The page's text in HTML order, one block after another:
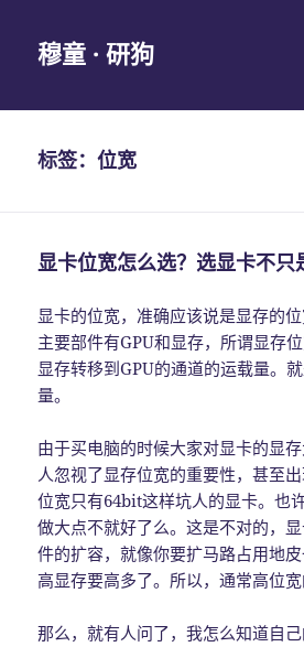
穆童 · 研狗
标签：位宽
显卡位宽怎么选？选显卡不只
显卡的位宽，准确应该说是显存的
主要部件有GPU和显存，所谓显存
显存转移到GPU的通道的运载量。
量。
由于买电脑的时候大家对显卡的显
人忽视了显存位宽的重要性，甚至
位宽只有64bit这样坑人的显卡。也
做大点不就好了么。这是不对的，
件的扩容，就像你要扩马路占用地
高显存要高多了。所以，通常高位宽
那么，就有人问了，我怎么知道自